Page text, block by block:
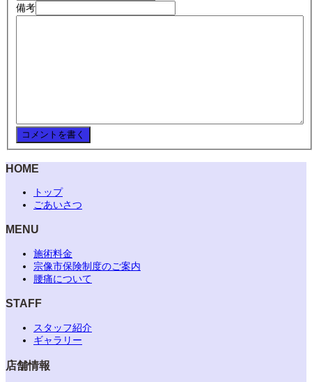
備考
HOME
トップ
ごあいさつ
MENU
施術料金
宗像市保険制度のご案内
腰痛について
STAFF
スタッフ紹介
ギャラリー
店舗情報